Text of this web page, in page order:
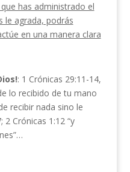
has administrado el
le agrada, podrás
en una manera clara
: 1 Crónicas 29:11-14,
lo recibido de tu mano
recibir nada sino le
2 Crónicas 1:12 “y